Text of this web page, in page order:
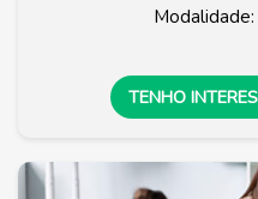
TENHO